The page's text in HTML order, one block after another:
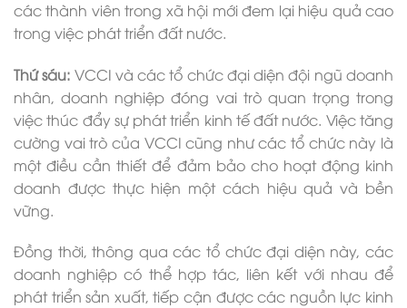
các thành viên trong xã hội mới đem lại hiệu quả cao
trong việc phát triển đất nước.
Thứ sáu: VCCI và các tổ chức đại diện đội ngũ doanh
nhân, doanh nghiệp đóng vai trò quan trọng trong
việc thúc đẩy sự phát triển kinh tế đất nước. Việc tăng
cường vai trò của VCCI cũng như các tổ chức này là
một điều cần thiết để đảm bảo cho hoạt động kinh
doanh được thực hiện một cách hiệu quả và bền
vững.
Đồng thời, thông qua các tổ chức đại diện này, các
doanh nghiệp có thể hợp tác, liên kết với nhau để
phát triển sản xuất, tiếp cận được các nguồn lực kinh